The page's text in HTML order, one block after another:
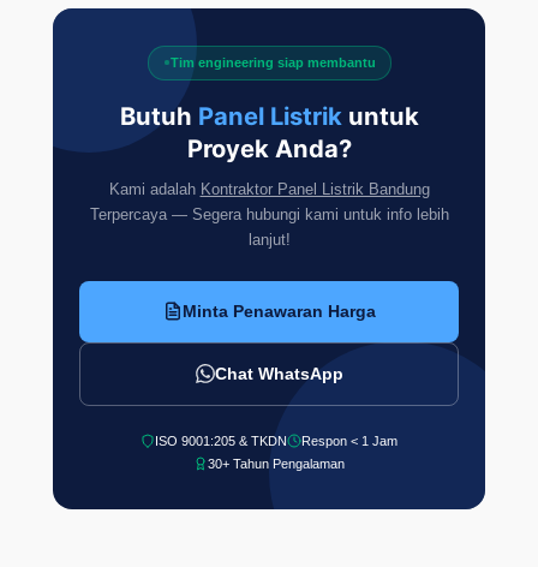
Tim engineering siap membantu
Butuh Panel Listrik untuk
Proyek Anda?
Kami adalah Kontraktor Panel Listrik Bandung
Terpercaya — Segera hubungi kami untuk info lebih
lanjut!
Minta Penawaran Harga
Chat WhatsApp
ISO 9001:205 & TKDN
Respon < 1 Jam
30+ Tahun Pengalaman